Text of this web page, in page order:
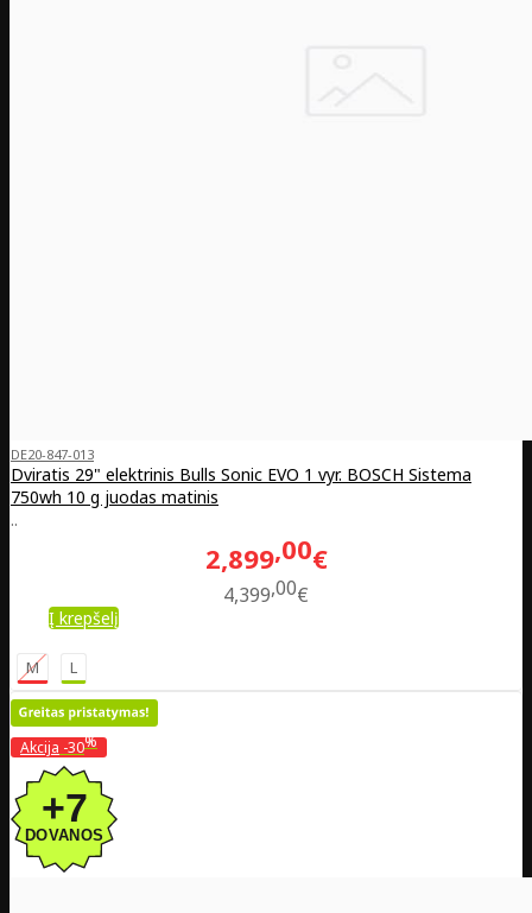
DE20-847-013
Dviratis 29" elektrinis Bulls Sonic EVO 1 vyr. BOSCH Sistema
750wh 10 g juodas matinis
..
2,899 00€
4,399 00€
Į krepšelį
M L
Akcija -30%